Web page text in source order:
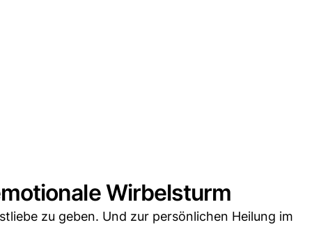
Wirbelsturm
zu geben. Und zur persönlichen Heilung im